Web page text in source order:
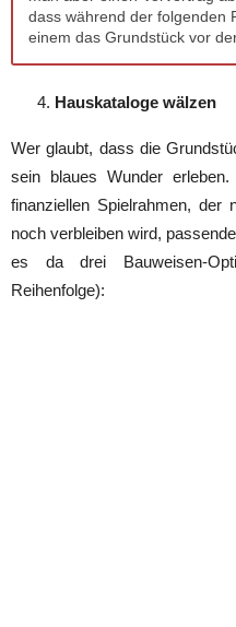
dass während der folgenden
einem das Grundstück vor
Hauskataloge wälzen
Wer glaubt, dass die
sein blaues Wunder
finanziellen Spielrahmen,
noch verbleiben wird,
es da drei Bauweisen-
Reihenfolge):